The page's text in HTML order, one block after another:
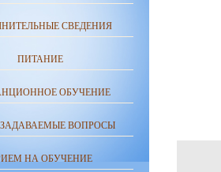
СВЕДЕНИЯ
ПИТАНИЕ
ОБУЧЕНИЕ
ВОПРОСЫ
НА ОБУЧЕНИЕ